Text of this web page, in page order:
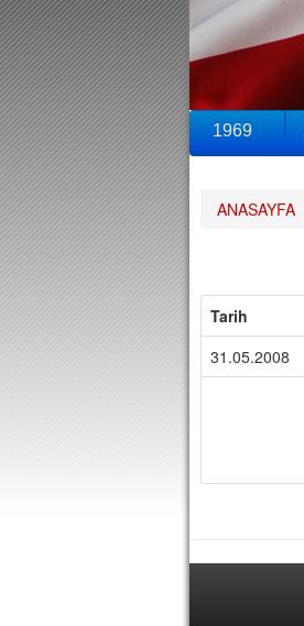
1969
ANASAYFA
Tarih
31.05.2008